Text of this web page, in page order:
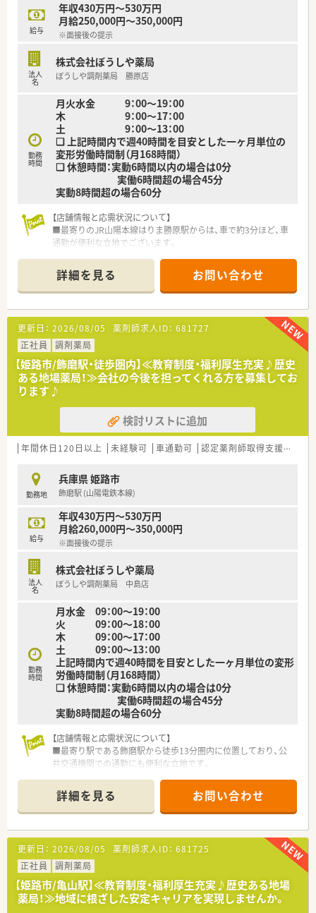
給与
年収430万円～530万円
月給250,000円～350,000円
※面接後の提示
法人
名
株式会社ぼうしや薬局
ぼうしや調剤薬局 勝原店
勤務
時間
月火水金 9：00～19：00
木 9：00～17：00
土 9：00～13：00
❑ 上記時間内で週40時間を目安とした一ヶ月単位の
変形労働時間制（月168時間）
❑ 休憩時間：実動6時間以内の場合は0分
実働6時間超の場合45分
実動8時間超の場合60分
【店舗情報と応需状況について】
■最寄りのJR山陽本線はりま勝原駅からは、車で約3分ほど、車
通勤が便利な立地でございます。
で50枚から60枚ほどの処方箋に対応します。
■薬剤師は正社員1名とパート3名、そして医療事務スタッフが
常時2名体制で協力し合って業務を進めています。
【法人特徴について】
■事業展開は姫路市に集中しており、25店舗以上を運営する地
域に根差した薬局チェーンです。
■「医療人としての知識と心を磨き、人々に喜ばれ必要とされる
地域一番薬局」を企業理念として掲げています。
■外来の調剤業務に加えて、個人宅や各種施設への在宅訪問、栄
養指導といった多様な事業を展開中です。
【想定されるキャリアイメージ】
■調剤業務の専門性を深めることはもちろん、在宅医療や栄養指
導など多彩なキャリアパスを描くことができます。
会社が費用負担などで全面的に支援します。
■学術大会での研究発表も積極的に推進しており、薬剤師として
の知見を深め、学術的に貢献することも可能です。
【こんな取り組みをしています】
■オンライン服薬指導の導入や、カフェのような「健康ステーシ
ョン」の運営など、新しい薬局の形を追求しています。
効率化や地域貢献など様々なテーマで活動中です。
■入社前の不安を解消できるよう、ユニークな就活支援イベント
詳細を見る お問い合わせ
更新日： 2026/08/05 薬剤師求人ID： 681727
正社員
調剤薬局
【姫路市/飾磨駅・徒歩圏内】≪教育制度・福利厚生充実♪歴史
ある地場薬局！≫会社の今後を担ってくれる方を募集してお
ります♪
検討リストに追加
年間休日120日以上 未経験可 車通勤可 認定薬剤師取得支援あり
勤務地
兵庫県 姫路市
飾磨駅 (山陽電鉄本線)
給与
年収430万円～530万円
月給260,000円～350,000円
※面接後の提示
法人
名
株式会社ぼうしや薬局
ぼうしや調剤薬局 中島店
勤務
時間
月水金 09：00～19：00
火 09：00～18：00
木 09：00～17：00
土 09：00～13：00
上記時間内で週40時間を目安とした一ヶ月単位の変形
労働時間制（月168時間）
❑ 休憩時間：実動6時間以内の場合は0分
実働6時間超の場合45分
実動8時間超の場合60分
【店舗情報と応需状況について】
■最寄り駅である飾磨駅から徒歩13分圏内に位置しており、公
共交通機関での通勤にも便利な立地です。
を多角的にサポートしています。
■1日の処方箋枚数は平均80～100枚で、薬剤師3名と事務員2名
の体制で対応しております。
【法人特徴について】
■姫路市に特化したドミナント戦略で25店舗以上を展開し、転
居を伴う異動がなく地域に貢献できます。
■元禄以前から続く長い歴史と信頼を基盤に、地域住民から必要
とされる薬局を目指しております。
■調剤業務に留まらず、在宅医療や栄養指導など、薬剤師が活躍
詳細を見る お問い合わせ
更新日： 2026/08/05 薬剤師求人ID： 681725
正社員
調剤薬局
【姫路市/亀山駅】≪教育制度・福利厚生充実♪歴史ある地場
薬局！≫地域に根ざした安定キャリアを実現しませんか。